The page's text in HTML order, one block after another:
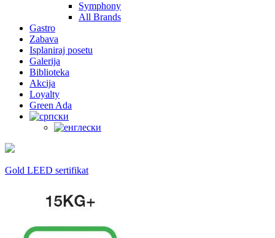
Symphony
All Brands
Gastro
Zabava
Isplaniraj posetu
Galerija
Biblioteka
Akcija
Loyalty
Green Ada
Gold LEED sertifikat